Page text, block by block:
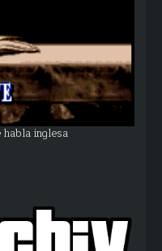
habla inglesa